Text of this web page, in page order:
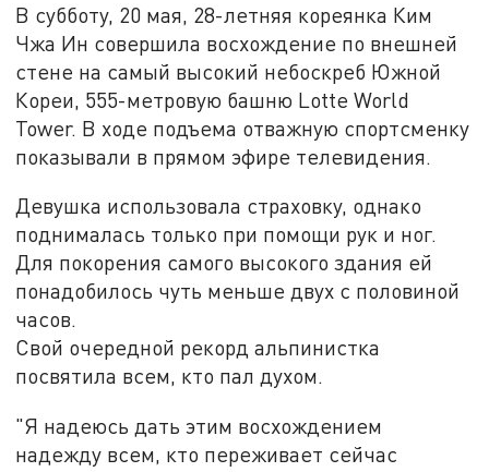
В субботу, 20 мая, 28-летняя кореянка Ким
Чжа Ин совершила восхождение по внешней
стене на самый высокий небоскреб Южной
Кореи, 555-метровую башню Lotte World
Tower. В ходе подъема отважную спортсменку
показывали в прямом эфире телевидения.
Девушка использовала страховку, однако
поднималась только при помощи рук и ног.
Для покорения самого высокого здания ей
понадобилось чуть меньше двух с половиной
часов.
Свой очередной рекорд альпинистка
посвятила всем, кто пал духом.
"Я надеюсь дать этим восхождением
надежду всем, кто переживает сейчас